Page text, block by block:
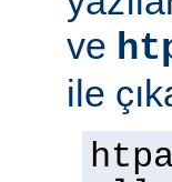
ve
ile